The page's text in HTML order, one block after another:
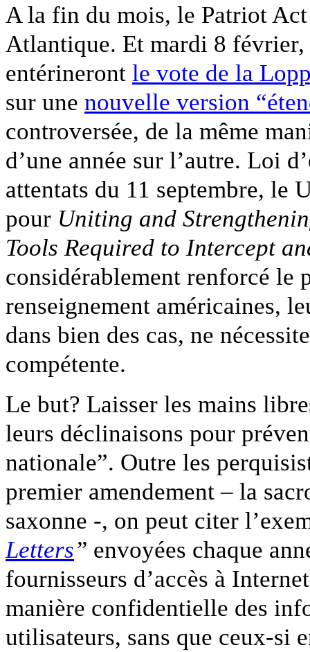
A la fin du mois, le Patriot
Atlantique. Et mardi 8 février,
entérineront le vote de la
sur une nouvelle version
controversée, de la même
d’une année sur l’autre. Loi
attentats du 11 septembre, le
pour Uniting and
Tools Required to Intercept
considérablement renforcé le
renseignement américaines,
dans bien des cas, ne
compétente.
Le but? Laisser les mains
leurs déclinaisons pour
nationale”. Outre les
premier amendement – la
saxonne -, on peut citer
Letters” envoyées chaque
fournisseurs d’accès à
manière confidentielle des
utilisateurs, sans que ceux-si